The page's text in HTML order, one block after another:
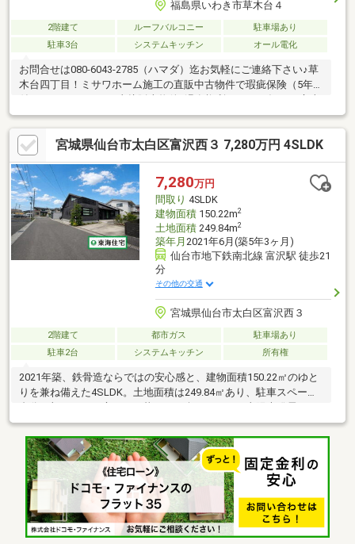
福島県いわき市草木台４
2階建て ルーフバルコニー
駐車場あり
駐車3台
システムキッチン オール電化
お問合せは080-6043-2785（ハマダ）迄お気軽にご連絡下さい♪草
木台四丁目！ミサワホーム施工の直販中古物件で瑕疵保険（5年）
まで12000円/月（各種税別）で温泉利用可能♪毎日の疲れを温泉
で癒してはいかがでしょうか？PM2.5等の小さな物質を捕集する
24時間セントラル換気システム搭載。オール電化で火災の心配も
ありません♪6人掛けのダイニングテーブル付き♪耐震・高気密の
ミサワホームの住宅はいかがでしょうか？築25年のリホーム個所
多数の大変綺麗なお家です！ご内覧のお問合せお待ちいたしてお
ります♪
宮城県仙台市太白区富沢西３ 7,280万円 4SLDK
7,280万円
間取り 4SLDK
建物面積150.22m2
土地面積249.84m2
築年月 2021年6月(築5年3ヶ月)
仙台市地下鉄南北線 富沢駅 徒歩21
分
その他の交通
宮城県仙台市太白区富沢西３
2階建て 都市ガス
駐車場あり
駐車2台
システムキッチン 所有権
2021年築、鉄骨造ならではの安心感と、建物面積150.22㎡のゆと
りを兼ね備えた4SLDK。土地面積は249.84㎡あり、駐車スペース2
テム、IHクッキングヒーター、対面式オープンキッチン、追焚機
能付き浴室など、毎日の快適性を高める設備も充実。ウォークイ
ンクローゼットや納戸、全居室収納を備え、衣類や季節用品もす
っきり整理できます。前面道路は幅員約6m、接道間口は約15m
で、車の出入りにも配慮された敷地です。居住中のため、ご見学
は事前予約制となります。住宅ローンやお住み替えのご相談もお
気軽にお問い合わせください。